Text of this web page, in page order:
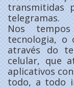
transmitidas
telegramas.
Nos
tecnologia, o
através do
celular, que
aplicativos
todo, a todo